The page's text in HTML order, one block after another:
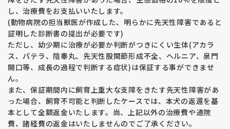
し、治療費をお支払いいたします。
(動物病院の担当獣医が作成した、明らかに先天性障害であると
証明した診断書の提出が必要です)
ただし、幼少期に治療が必要か判断がつきにくい生体(アカラ
ス、パテラ、陰睾丸、先天性股関節形成不全、ヘルニア、泉門
開口等、成長の過程で判断する症状)は保証する事ができませ
ん。
また、保証期間内に飼育上重大な支障をきたす先天性障害があ
った場合、飼育不可能と判断したケースでは、本犬の返還を基
本として全額返金いたします。尚、上記以外の治療費や通院
費、諸経費の返金はいたしませんのでご了承ください。